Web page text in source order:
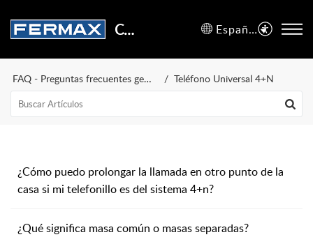
Centro de Soporte Español (España)
FAQ - Preguntas frecuentes generales Teléfono Universal 4+N
¿Cómo puedo prolongar la llamada en otro punto de la
casa si mi telefonillo es del sistema 4+n?
¿Qué significa masa común o masas separadas?